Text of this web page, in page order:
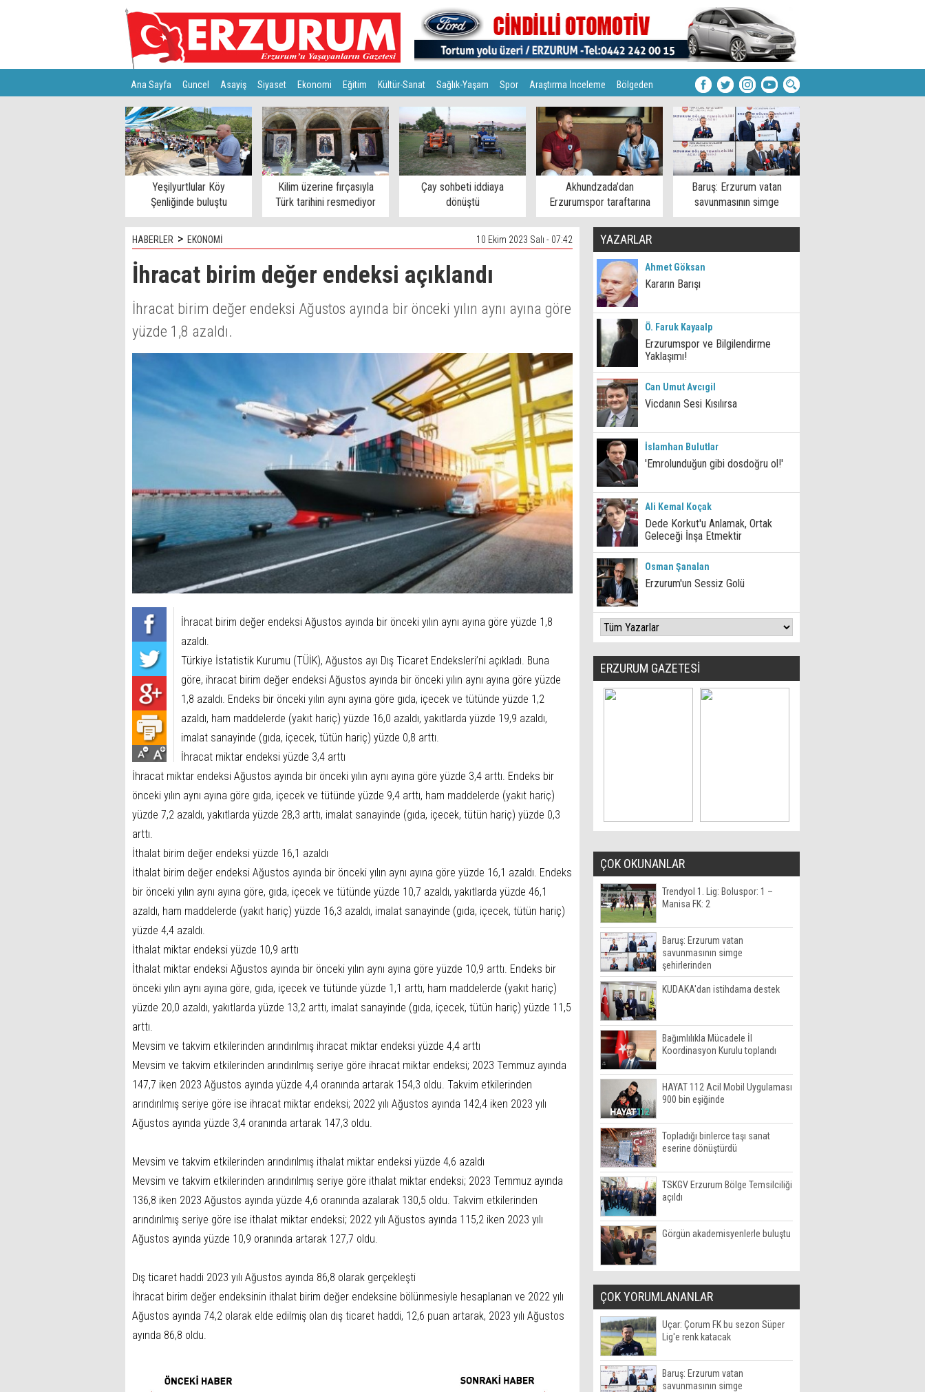
Ana Sayfa Guncel Asayiş Siyaset Ekonomi Eğitim Kültür-Sanat Sağlık-Yaşam Spor Araştırma İnceleme Bölgeden
Türkiye Teknoloji
Yeşilyurtlular Köy
Şenliğinde buluştu
Kilim üzerine fırçasıyla
Türk tarihini resmediyor
Çay sohbeti iddiaya
dönüştü
Akhundzada’dan
Erzurumspor taraftarına
mesaj
Baruş: Erzurum vatan
savunmasının simge
şehirlerinden
HABERLER > EKONOMİ 10 Ekim 2023 Salı - 07:42
İhracat birim değer endeksi açıklandı
İhracat birim değer endeksi Ağustos ayında bir önceki yılın aynı ayına göre
yüzde 1,8 azaldı.
İhracat birim değer endeksi Ağustos ayında bir önceki yılın aynı ayına göre yüzde 1,8
azaldı.
Türkiye İstatistik Kurumu (TÜİK), Ağustos ayı Dış Ticaret Endeksleri’ni açıkladı. Buna
göre, ihracat birim değer endeksi Ağustos ayında bir önceki yılın aynı ayına göre yüzde
1,8 azaldı. Endeks bir önceki yılın aynı ayına göre gıda, içecek ve tütünde yüzde 1,2
azaldı, ham maddelerde (yakıt hariç) yüzde 16,0 azaldı, yakıtlarda yüzde 19,9 azaldı,
imalat sanayinde (gıda, içecek, tütün hariç) yüzde 0,8 arttı.
İhracat miktar endeksi yüzde 3,4 arttı
İhracat miktar endeksi Ağustos ayında bir önceki yılın aynı ayına göre yüzde 3,4 arttı. Endeks bir
önceki yılın aynı ayına göre gıda, içecek ve tütünde yüzde 9,4 arttı, ham maddelerde (yakıt hariç)
yüzde 7,2 azaldı, yakıtlarda yüzde 28,3 arttı, imalat sanayinde (gıda, içecek, tütün hariç) yüzde 0,3
arttı.
İthalat birim değer endeksi yüzde 16,1 azaldı
İthalat birim değer endeksi Ağustos ayında bir önceki yılın aynı ayına göre yüzde 16,1 azaldı. Endeks
bir önceki yılın aynı ayına göre, gıda, içecek ve tütünde yüzde 10,7 azaldı, yakıtlarda yüzde 46,1
azaldı, ham maddelerde (yakıt hariç) yüzde 16,3 azaldı, imalat sanayinde (gıda, içecek, tütün hariç)
yüzde 4,4 azaldı.
İthalat miktar endeksi yüzde 10,9 arttı
İthalat miktar endeksi Ağustos ayında bir önceki yılın aynı ayına göre yüzde 10,9 arttı. Endeks bir
önceki yılın aynı ayına göre, gıda, içecek ve tütünde yüzde 1,1 arttı, ham maddelerde (yakıt hariç)
yüzde 20,0 azaldı, yakıtlarda yüzde 13,2 arttı, imalat sanayinde (gıda, içecek, tütün hariç) yüzde 11,5
arttı.
Mevsim ve takvim etkilerinden arındırılmış ihracat miktar endeksi yüzde 4,4 arttı
Mevsim ve takvim etkilerinden arındırılmış seriye göre ihracat miktar endeksi; 2023 Temmuz ayında
147,7 iken 2023 Ağustos ayında yüzde 4,4 oranında artarak 154,3 oldu. Takvim etkilerinden
arındırılmış seriye göre ise ihracat miktar endeksi; 2022 yılı Ağustos ayında 142,4 iken 2023 yılı
Ağustos ayında yüzde 3,4 oranında artarak 147,3 oldu.
Mevsim ve takvim etkilerinden arındırılmış ithalat miktar endeksi yüzde 4,6 azaldı
Mevsim ve takvim etkilerinden arındırılmış seriye göre ithalat miktar endeksi; 2023 Temmuz ayında
136,8 iken 2023 Ağustos ayında yüzde 4,6 oranında azalarak 130,5 oldu. Takvim etkilerinden
arındırılmış seriye göre ise ithalat miktar endeksi; 2022 yılı Ağustos ayında 115,2 iken 2023 yılı
Ağustos ayında yüzde 10,9 oranında artarak 127,7 oldu.
Dış ticaret haddi 2023 yılı Ağustos ayında 86,8 olarak gerçekleşti
İhracat birim değer endeksinin ithalat birim değer endeksine bölünmesiyle hesaplanan ve 2022 yılı
Ağustos ayında 74,2 olarak elde edilmiş olan dış ticaret haddi, 12,6 puan artarak, 2023 yılı Ağustos
ayında 86,8 oldu.
YAZARLAR
Ahmet Göksan
Kararın Barışı
Ö. Faruk Kayaalp
Erzurumspor ve Bilgilendirme
Yaklaşımı!
Can Umut Avcıgil
Vicdanın Sesi Kısılırsa
İslamhan Bulutlar
'Emrolunduğun gibi dosdoğru ol!'
Ali Kemal Koçak
Dede Korkut'u Anlamak, Ortak
Geleceği İnşa Etmektir
Osman Şanalan
Erzurum'un Sessiz Golü
ERZURUM GAZETESİ
ÇOK OKUNANLAR
Trendyol 1. Lig: Boluspor: 1 –
Manisa FK: 2
Baruş: Erzurum vatan
savunmasının simge
şehirlerinden
KUDAKA'dan istihdama destek
Bağımlılıkla Mücadele İl
Koordinasyon Kurulu toplandı
HAYAT 112 Acil Mobil Uygulaması
900 bin eşiğinde
Topladığı binlerce taşı sanat
eserine dönüştürdü
TSKGV Erzurum Bölge Temsilciliği
açıldı
Görgün akademisyenlerle buluştu
ÇOK YORUMLANANLAR
Uçar: Çorum FK bu sezon Süper
Lig'e renk katacak
Baruş: Erzurum vatan
savunmasının simge